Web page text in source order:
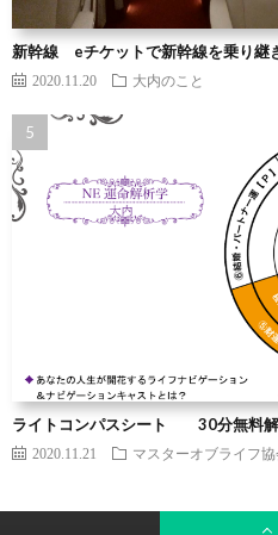
新幹線 eチケットで新幹線を乗り継
2020.11.20 大内のこと
ライトコンパスシート 30分無料解
2020.11.21 マスターオブライフ協